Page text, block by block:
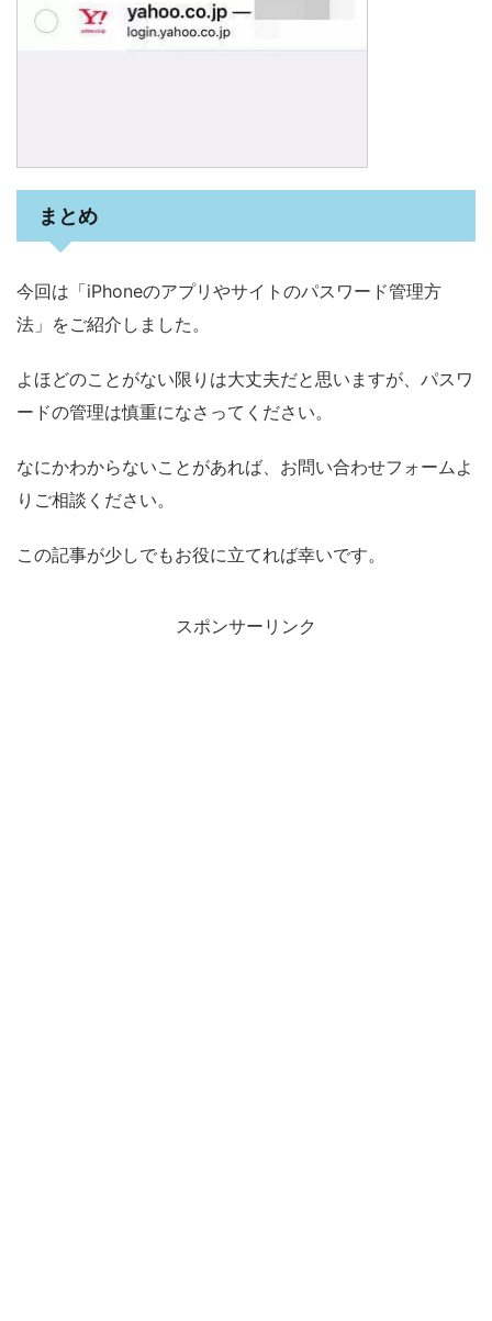
まとめ
今回は「iPhoneのアプリやサイトのパスワード管理方
法」をご紹介しました。
よほどのことがない限りは大丈夫だと思いますが、パスワ
ードの管理は慎重になさってください。
なにかわからないことがあれば、お問い合わせフォームよ
りご相談ください。
この記事が少しでもお役に立てれば幸いです。
スポンサーリンク